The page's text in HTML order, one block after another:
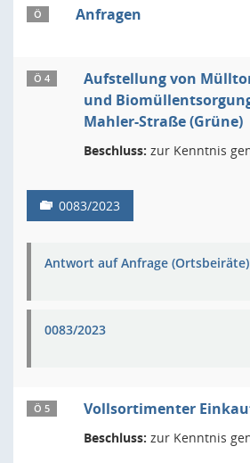
Ö Anfragen
Ö 4
Aufstellung von
und
Mahler-Straße (Grüne)
Beschluss: zur Kenntnis
0083/2023
Antwort auf Anfrage (Ortsbeiräte)
0083/2023
Ö 5 Vollsortimenter
Beschluss: zur Kenntnis